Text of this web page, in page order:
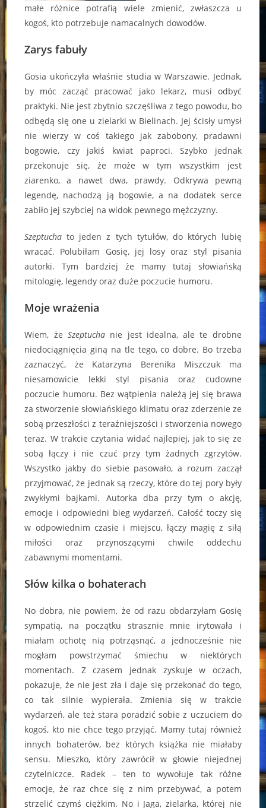
małe różnice potrafią wiele zmienić, zwłaszcza u
kogoś, kto potrzebuje namacalnych dowodów.
Zarys fabuły
Gosia ukończyła właśnie studia w Warszawie. Jednak,
by móc zacząć pracować jako lekarz, musi odbyć
praktyki. Nie jest zbytnio szczęśliwa z tego powodu, bo
odbędą się one u zielarki w Bielinach. Jej ścisły umysł
nie wierzy w coś takiego jak zabobony, pradawni
bogowie, czy jakiś kwiat paproci. Szybko jednak
przekonuje się, że może w tym wszystkim jest
ziarenko, a nawet dwa, prawdy. Odkrywa pewną
legendę, nachodzą ją bogowie, a na dodatek serce
zabiło jej szybciej na widok pewnego mężczyzny.
Szeptucha to jeden z tych tytułów, do których lubię
wracać. Polubiłam Gosię, jej losy oraz styl pisania
autorki. Tym bardziej że mamy tutaj słowiańską
mitologię, legendy oraz duże poczucie humoru.
Moje wrażenia
Wiem, że Szeptuchanie jest idealna, ale te drobne
niedociągnięcia giną na tle tego, co dobre. Bo trzeba
zaznaczyć, że Katarzyna Berenika Miszczuk ma
niesamowicie lekki styl pisania oraz cudowne
poczucie humoru. Bez wątpienia należą jej się brawa
za stworzenie słowiańskiego klimatu oraz zderzenie ze
sobą przeszłości z teraźniejszości i stworzenia nowego
teraz. W trakcie czytania widać najlepiej, jak to się ze
sobą łączy i nie czuć przy tym żadnych zgrzytów.
Wszystko jakby do siebie pasowało, a rozum zaczął
przyjmować, że jednak są rzeczy, które do tej pory były
zwykłymi bajkami. Autorka dba przy tym o akcję,
emocje i odpowiedni bieg wydarzeń. Całość toczy się
w odpowiednim czasie i miejscu, łączy magię z siłą
miłości oraz przynoszącymi chwile oddechu
zabawnymi momentami.
Słów kilka o bohaterach
No dobra, nie powiem, że od razu obdarzyłam Gosię
sympatią, na początku strasznie mnie irytowała i
miałam ochotę nią potrząsnąć, a jednocześnie nie
mogłam powstrzymać śmiechu w niektórych
momentach. Z czasem jednak zyskuje w oczach,
pokazuje, że nie jest zła i daje się przekonać do tego,
co tak silnie wypierała. Zmienia się w trakcie
wydarzeń, ale też stara poradzić sobie z uczuciem do
kogoś, kto nie chce tego przyjąć. Mamy tutaj również
innych bohaterów, bez których książka nie miałaby
sensu. Mieszko, który zawrócił w głowie niejednej
czytelniczce. Radek – ten to wywołuje tak różne
emocje, że raz chce się z nim przebywać, a potem
strzelić czymś ciężkim. No i Jaga, zielarka, której nie